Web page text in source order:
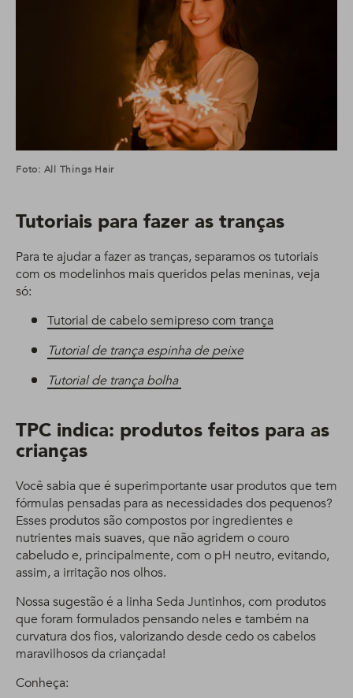
Foto: All Things Hair
Tutoriais para fazer as tranças
Para te ajudar a fazer as tranças, separamos os tutoriais
com os modelinhos mais queridos pelas meninas, veja
só:
Tutorial de cabelo semipreso com trança
Tutorial de trança espinha de peixe
Tutorial de trança bolha
TPC indica: produtos feitos para as
crianças
Você sabia que é superimportante usar produtos que tem
fórmulas pensadas para as necessidades dos pequenos?
Esses produtos são compostos por ingredientes e
nutrientes mais suaves, que não agridem o couro
cabeludo e, principalmente, com o pH neutro, evitando,
assim, a irritação nos olhos.
Nossa sugestão é a linha Seda Juntinhos, com produtos
que foram formulados pensando neles e também na
curvatura dos fios, valorizando desde cedo os cabelos
maravilhosos da criançada!
Conheça: